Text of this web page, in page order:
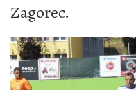
Zagorec.